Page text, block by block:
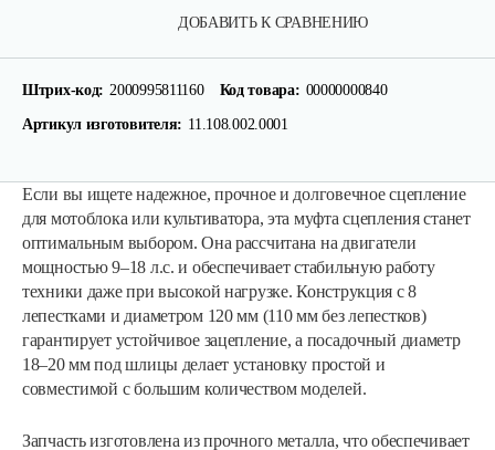
ДОБАВИТЬ К СРАВНЕНИЮ
Штрих-код: 2000995811160 Код товара: 00000000840
Артикул изготовителя: 11.108.002.0001
Если вы ищете надежное, прочное и долговечное сцепление
для мотоблока или культиватора, эта муфта сцепления станет
оптимальным выбором. Она рассчитана на двигатели
мощностью 9–18 л.с. и обеспечивает стабильную работу
техники даже при высокой нагрузке. Конструкция с 8
лепестками и диаметром 120 мм (110 мм без лепестков)
гарантирует устойчивое зацепление, а посадочный диаметр
18–20 мм под шлицы делает установку простой и
совместимой с большим количеством моделей.
Запчасть изготовлена из прочного металла, что обеспечивает